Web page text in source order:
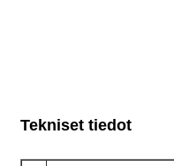
Tekniset tiedot